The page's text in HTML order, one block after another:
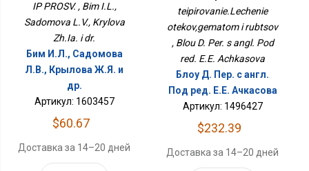
IP PROSV. , Bim I.L.,
Sadomova L.V., Krylova
Zh.Ia. i dr.
Бим И.Л., Садомова
Л.В., Крылова Ж.Я. и
др.
Артикул: 1603457
$60.67
Доставка за 14–20 дней
Рубцов
teipirovanie.Lechenie
otekov,gematom i rubtsov
, Blou D. Per. s angl. Pod
red. E.E. Achkasova
Блоу Д. Пер. с англ.
Под ред. Е.Е. Ачкасова
Артикул: 1496427
$232.39
Доставка за 14–20 дней